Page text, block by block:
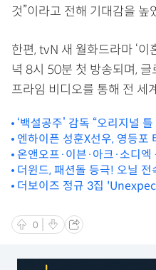
것”이라고 전해 기대감을 높
한편, tvN 새 월화드라마 ‘
녁 8시 50분 첫 방송되며,
프라임 비디오를 통해 전 세
‘백설공주’ 감독 “오리지널
엔하이픈 성훈X선우, 영등포
온앤오프·이븐·아크·소디엑
더윈드, 패션돌 등극! 오닐 전
더보이즈 정규 3집
0